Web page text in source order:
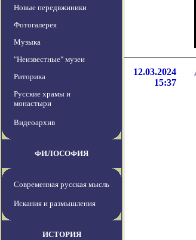
Новые передвжиники
Фотогалерея
Музыка
"Неизвестные" музеи
Риторика
Русские храмы и
монастыри
Видеоархив
ФИЛОСОФИЯ
Современная русская мысль
Искания и размышления
ИСТОРИЯ
12.03.2024
15:37